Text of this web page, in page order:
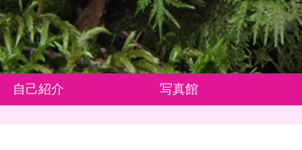
自己紹介 写真館